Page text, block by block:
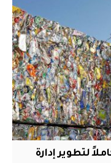
لتطوير إدارة